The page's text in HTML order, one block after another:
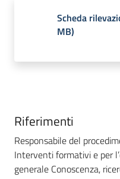
Scheda
MB)
Riferimenti
Responsabile del
Interventi formativi e per
generale Conoscenza,